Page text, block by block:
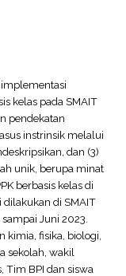
kelas pada SMAIT
pendekatan
instrinsik melalui
dan (3)
unik, berupa minat
berbasis kelas di
dilakukan di SMAIT
Juni 2023.
kimia, fisika, biologi,
sekolah, wakil
Tim BPI dan siswa